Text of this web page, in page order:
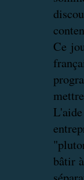
Ce
bâtir